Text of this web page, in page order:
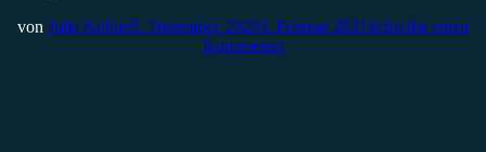
von Julia Köhler5. Dezember 20205. Februar 2021 Schreibe einen
Kommentar